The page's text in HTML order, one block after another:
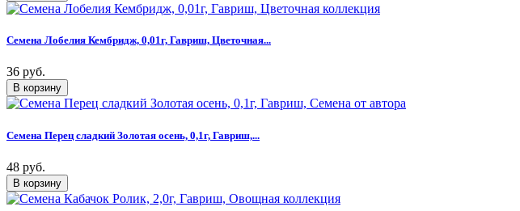
Семена Лобелия Кембридж, 0,01г, Гавриш, Цветочная...
36 руб.
Семена Перец сладкий Золотая осень, 0,1г, Гавриш,...
48 руб.